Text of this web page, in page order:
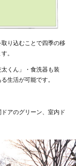
り込むことで四季の移
。
くん」・食洗器も装
生活が可能です。
アのグリーン、室内ド